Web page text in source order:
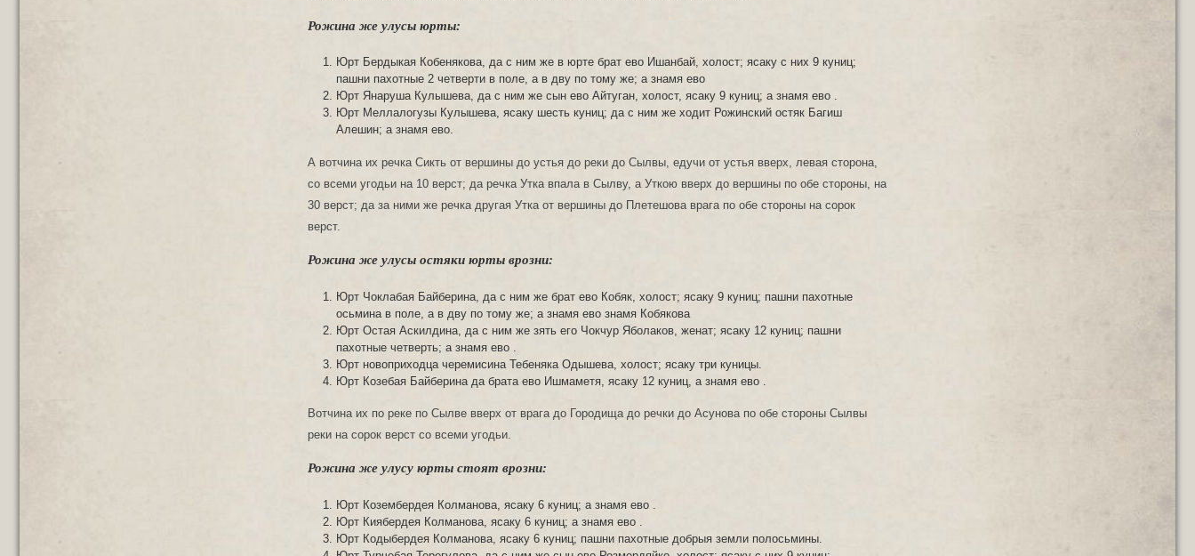
Рожина же улусы юрты:
Юрт Бердыкая Кобенякова, да с ним же в юрте брат ево Ишанбай, холост; ясаку с них 9 куниц;
пашни пахотные 2 четверти в поле, а в дву по тому же; а знамя ево
Юрт Янаруша Кулышева, да с ним же сын ево Айтуган, холост, ясаку 9 куниц; а знамя ево .
Юрт Меллалогузы Кулышева, ясаку шесть куниц; да с ним же ходит Рожинский остяк Багиш
Алешин; а знамя ево.
А вотчина их речка Сикть от вершины до устья до реки до Сылвы, едучи от устья вверх, левая сторона,
со всеми угодьи на 10 верст; да речка Утка впала в Сылву, а Уткою вверх до вершины по обе стороны, на
30 верст; да за ними же речка другая Утка от вершины до Плетешова врага по обе стороны на сорок
верст.
Рожина же улусы остяки юрты врозни:
Юрт Чоклабая Байберина, да с ним же брат ево Кобяк, холост; ясаку 9 куниц; пашни пахотные
осьмина в поле, а в дву по тому же; а знамя ево знамя Кобякова
Юрт Остая Аскилдина, да с ним же зять его Чокчур Яболаков, женат; ясаку 12 куниц; пашни
пахотные четверть; а знамя ево .
Юрт новоприходца черемисина Тебеняка Одышева, холост; ясаку три куницы.
Юрт Козебая Байберина да брата ево Ишмаметя, ясаку 12 куниц, а знамя ево .
Вотчина их по реке по Сылве вверх от врага до Городища до речки до Асунова по обе стороны Сылвы
реки на сорок верст со всеми угодьи.
Рожина же улусу юрты стоят врозни:
Юрт Козембердея Колманова, ясаку 6 куниц; а знамя ево .
Юрт Киябердея Колманова, ясаку 6 куниц; а знамя ево .
Юрт Кодыбердея Колманова, ясаку 6 куниц; пашни пахотные добрыя земли полосьмины.